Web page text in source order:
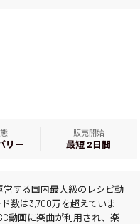
リー
販売開始
最短 2日間
営する国内最大級のレシピ動
数は3,700万を超えていま
動画に楽曲が利用され、楽